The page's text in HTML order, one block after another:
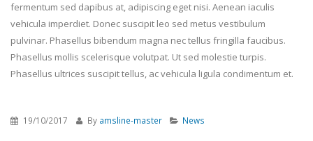
fermentum sed dapibus at, adipiscing eget nisi. Aenean iaculis
vehicula imperdiet. Donec suscipit leo sed metus vestibulum
pulvinar. Phasellus bibendum magna nec tellus fringilla faucibus.
Phasellus mollis scelerisque volutpat. Ut sed molestie turpis.
Phasellus ultrices suscipit tellus, ac vehicula ligula condimentum et.
19/10/2017 By amsline-master News